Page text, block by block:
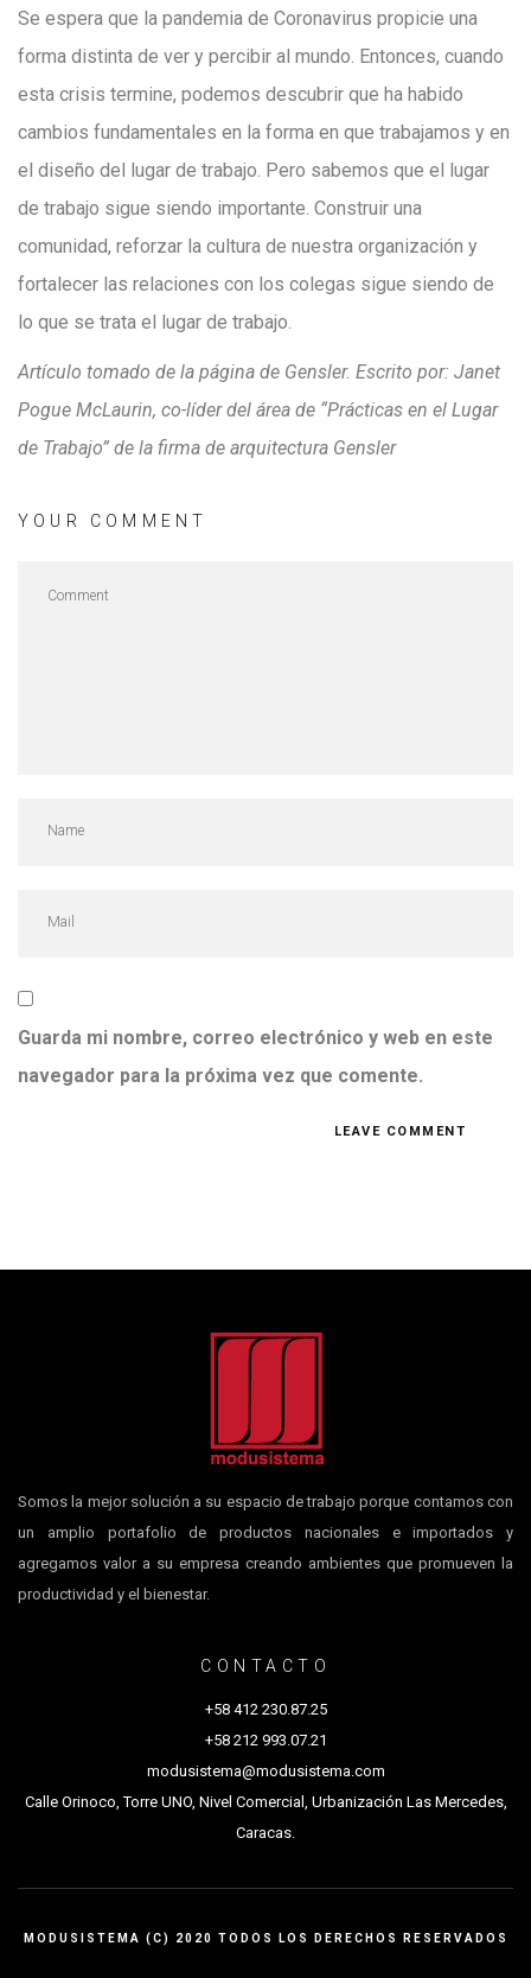
Se espera que la pandemia de Coronavirus propicie una
forma distinta de ver y percibir al mundo. Entonces, cuando
esta crisis termine, podemos descubrir que ha habido
cambios fundamentales en la forma en que trabajamos y en
el diseño del lugar de trabajo. Pero sabemos que el lugar
de trabajo sigue siendo importante. Construir una
comunidad, reforzar la cultura de nuestra organización y
fortalecer las relaciones con los colegas sigue siendo de
lo que se trata el lugar de trabajo.
Artículo tomado de la página de Gensler. Escrito por: Janet
Pogue McLaurin, co-líder del área de “Prácticas en el Lugar
de Trabajo” de la firma de arquitectura Gensler
YOUR COMMENT
Guarda mi nombre, correo electrónico y web en este
navegador para la próxima vez que comente.
Somos la mejor solución a su espacio de trabajo porque contamos con
un amplio portafolio de productos nacionales e importados y
agregamos valor a su empresa creando ambientes que promueven la
productividad y el bienestar.
CONTACTO
+58 412 230.87.25
+58 212 993.07.21
modusistema@modusistema.com
Calle Orinoco, Torre UNO, Nivel Comercial, Urbanización Las Mercedes,
Caracas.
MODUSISTEMA (C) 2020 TODOS LOS DERECHOS RESERVADOS